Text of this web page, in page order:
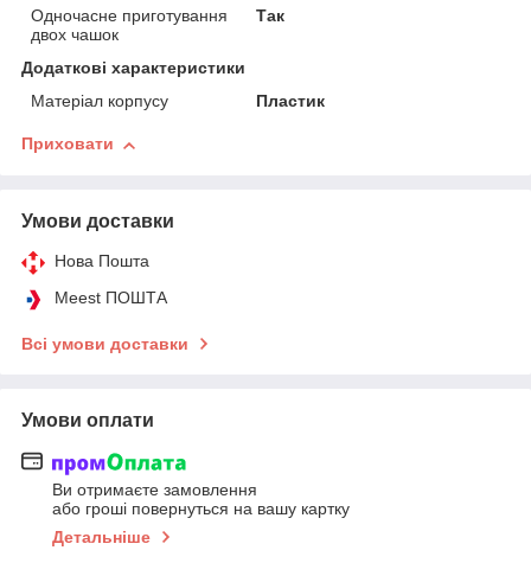
Одночасне приготування
двох чашок
Так
Додаткові характеристики
Матеріал корпусу
Пластик
Приховати
Умови доставки
Нова Пошта
Meest ПОШТА
Всі умови доставки
Умови оплати
Ви отримаєте замовлення
або гроші повернуться на вашу картку
Детальніше